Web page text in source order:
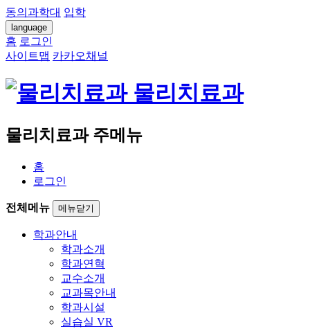
동의과학대 입학
language
홈 로그인
사이트맵 카카오채널
물리치료과
물리치료과 주메뉴
홈
로그인
전체메뉴 메뉴닫기
학과안내
학과소개
학과연혁
교수소개
교과목안내
학과시설
실습실 VR